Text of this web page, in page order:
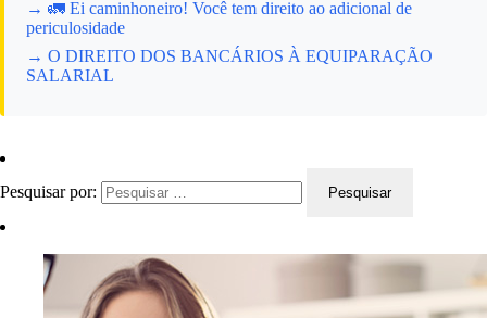
→ 🚛 Ei caminhoneiro! Você tem direito ao adicional de
periculosidade
→ O DIREITO DOS BANCÁRIOS À EQUIPARAÇÃO
SALARIAL
Pesquisar por: